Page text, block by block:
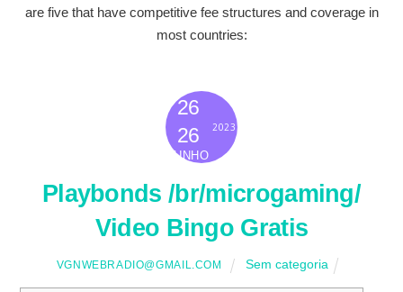
are five that have competitive fee structures and coverage in
most countries:
26
26
JUNHO
2023
Playbonds /br/microgaming/
Video Bingo Gratis
VGNWEBRADIO@GMAIL.COM Sem categoria